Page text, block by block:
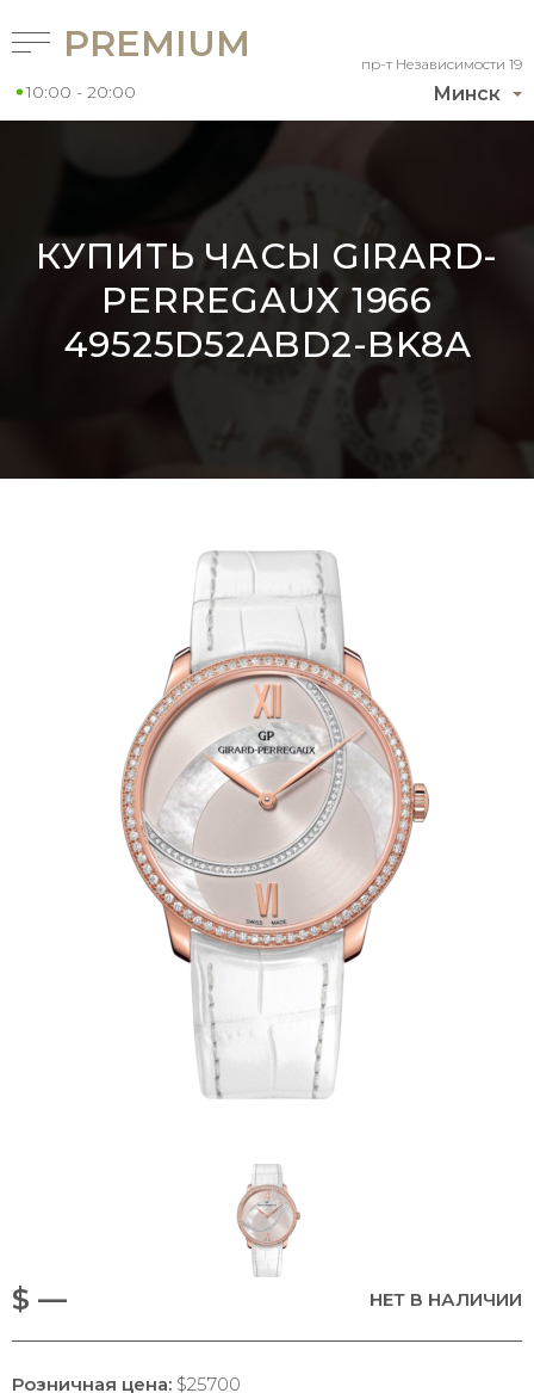
Минск
пр-т Независимости 19
PREMIUM
10:00 - 20:00
КУПИТЬ ЧАСЫ GIRARD-
PERREGAUX 1966
49525D52ABD2-BK8A
$ — НЕТ В НАЛИЧИИ
Розничная цена: $25700